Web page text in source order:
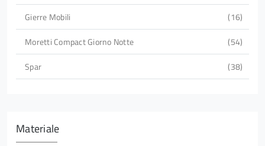
Gierre Mobili
16
Moretti Compact Giorno Notte
54
Spar
38
Materiale